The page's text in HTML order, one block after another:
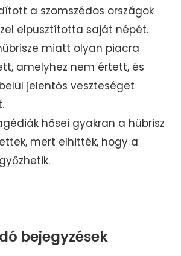
a szomszédos országok
elpusztította saját népét.
miatt olyan piacra
amelyhez nem értett, és
jelentős veszteséget
hősei gyakran a hübrisz
mert elhitték, hogy a
bejegyzések